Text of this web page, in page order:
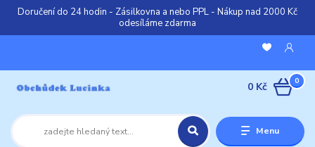
Doručení do 24 hodin - Zásilkovna a nebo PPL - Nákup nad 2000 Kč
odesíláme zdarma
Menu
0
0 Kč